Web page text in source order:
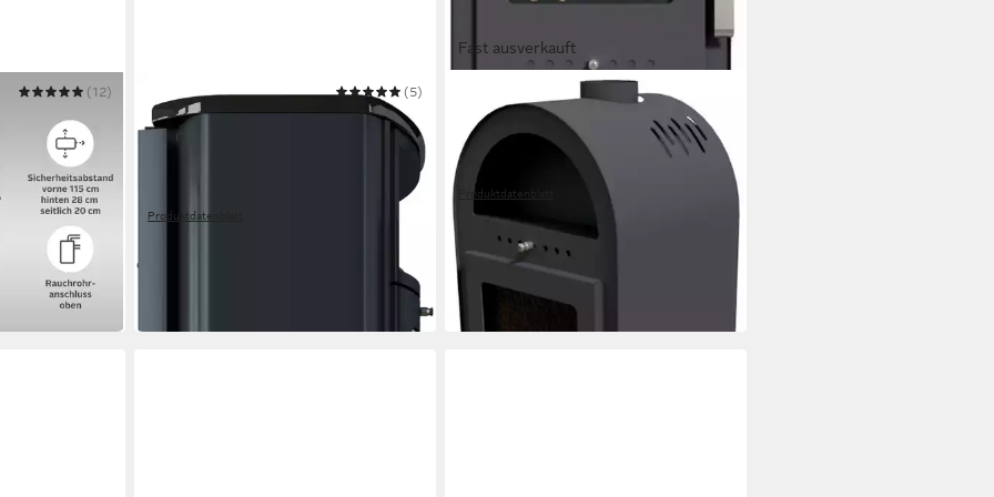
bis ins
(12)
Kaminofen "Opera", Exklusiv,
Lieferung bis ins Wohnzimmer
(5)
Produktdatenblatt
Fast ausverkauft
Kaminofen "Save", Exklusiv,
Lieferung bis ins Wohnzimmer
6 kW
Nennwärmeleistung
80 %
Wirkungsgrad
135 m³
max. Raumheizvermögen
Produktdatenblatt
374,99 € 659,00 €
in 2-4 Werktagen bei dir